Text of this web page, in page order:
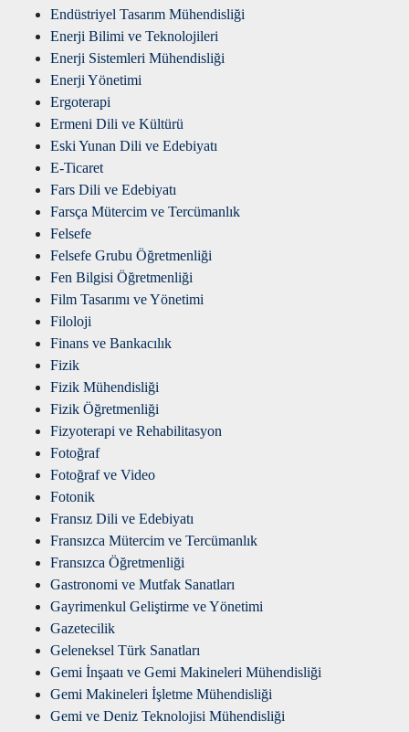
Endüstriyel Tasarım Mühendisliği
Enerji Bilimi ve Teknolojileri
Enerji Sistemleri Mühendisliği
Enerji Yönetimi
Ergoterapi
Ermeni Dili ve Kültürü
Eski Yunan Dili ve Edebiyatı
E-Ticaret
Fars Dili ve Edebiyatı
Farsça Mütercim ve Tercümanlık
Felsefe
Felsefe Grubu Öğretmenliği
Fen Bilgisi Öğretmenliği
Film Tasarımı ve Yönetimi
Filoloji
Finans ve Bankacılık
Fizik
Fizik Mühendisliği
Fizik Öğretmenliği
Fizyoterapi ve Rehabilitasyon
Fotoğraf
Fotoğraf ve Video
Fotonik
Fransız Dili ve Edebiyatı
Fransızca Mütercim ve Tercümanlık
Fransızca Öğretmenliği
Gastronomi ve Mutfak Sanatları
Gayrimenkul Geliştirme ve Yönetimi
Gazetecilik
Geleneksel Türk Sanatları
Gemi İnşaatı ve Gemi Makineleri Mühendisliği
Gemi Makineleri İşletme Mühendisliği
Gemi ve Deniz Teknolojisi Mühendisliği